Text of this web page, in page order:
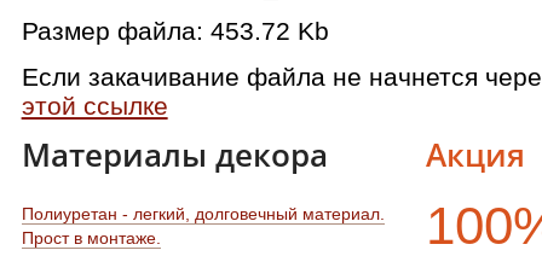
Размер файла: 453.72 Kb
Если закачивание файла не начнется
этой ссылке
Акция
Материалы декора
Полиуретан - легкий, долговечный материал.
Прост в монтаже.